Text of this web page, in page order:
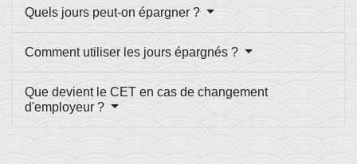
Quels jours peut-on épargner ?
Comment utiliser les jours épargnés ?
Que devient le CET en cas de changement
d'employeur ?